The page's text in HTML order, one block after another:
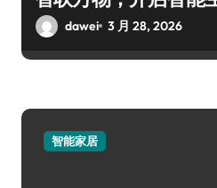
dawei 3 月 28, 2026
智能家居